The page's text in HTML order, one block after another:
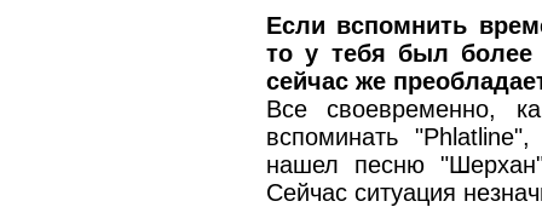
Если вспомнить
то у тебя был более
сейчас же
Все своевременно,
вспоминать
нашел песню
Сейчас ситуация